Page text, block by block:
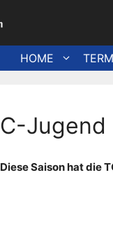
HOME
C-Jugend
Diese Saison hat die